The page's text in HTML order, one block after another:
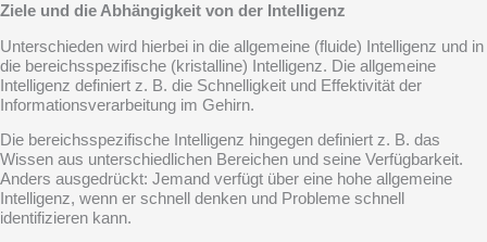
Ziele und die Abhängigkeit von der Intelligenz
Unterschieden wird hierbei in die allgemeine (fluide) Intelligenz und in
die bereichsspezifische (kristalline) Intelligenz. Die allgemeine
Intelligenz definiert z. B. die Schnelligkeit und Effektivität der
Informationsverarbeitung im Gehirn.
Die bereichsspezifische Intelligenz hingegen definiert z. B. das
Wissen aus unterschiedlichen Bereichen und seine Verfügbarkeit.
Anders ausgedrückt: Jemand verfügt über eine hohe allgemeine
Intelligenz, wenn er schnell denken und Probleme schnell
identifizieren kann.